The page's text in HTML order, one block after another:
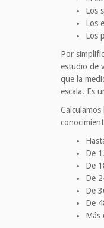
Los
Los
Los
Por
estudio de
que la
escala. Es
De
De
De
De
De
Más